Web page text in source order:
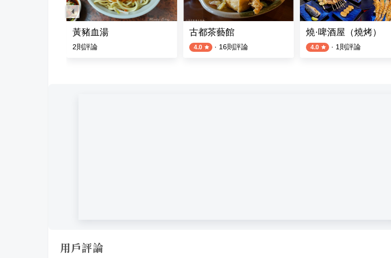
黃豬血湯
2則評論
古都茶藝館
4.0 · 16則評論
燒·啤酒屋（燒烤）
4.0 · 1 則評論
用戶評論